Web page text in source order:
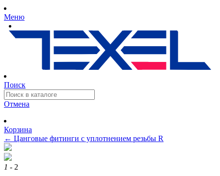
Меню
Поиск
Отмена
Корзина
← Цанговые фитинги с уплотнением резьбы R
1 - 2